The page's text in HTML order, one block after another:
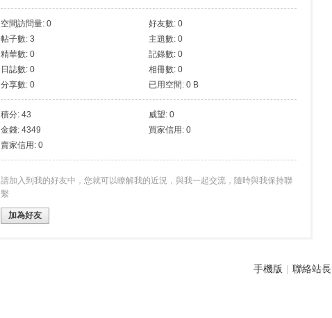
空間訪問量: 0
好友數: 0
帖子數: 3
主題數: 0
精華數: 0
記錄數: 0
日誌數: 0
相冊數: 0
分享數: 0
已用空間: 0 B
積分: 43
威望: 0
金錢: 4349
買家信用: 0
賣家信用: 0
請加入到我的好友中，您就可以瞭解我的近況，與我一起交流，隨時與我保持聯
繫
加為好友
手機版 | 聯絡站長